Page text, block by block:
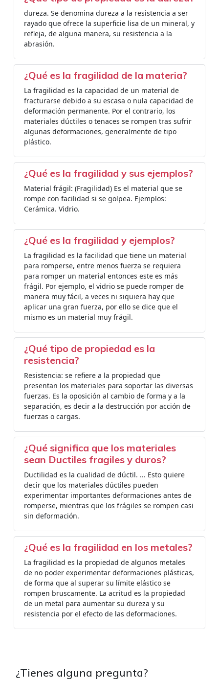
dureza. Se denomina dureza a la resistencia a ser
rayado que ofrece la superficie lisa de un mineral, y
refleja, de alguna manera, su resistencia a la
abrasión.
¿Qué es la fragilidad de la materia?
La fragilidad es la capacidad de un material de
fracturarse debido a su escasa o nula capacidad de
deformación permanente. Por el contrario, los
materiales dúctiles o tenaces se rompen tras sufrir
algunas deformaciones, generalmente de tipo
plástico.
¿Qué es la fragilidad y sus ejemplos?
Material frágil: (Fragilidad) Es el material que se
rompe con facilidad si se golpea. Ejemplos:
Cerámica. Vidrio.
¿Qué es la fragilidad y ejemplos?
La fragilidad es la facilidad que tiene un material
para romperse, entre menos fuerza se requiera
para romper un material entonces este es más
frágil. Por ejemplo, el vidrio se puede romper de
manera muy fácil, a veces ni siquiera hay que
aplicar una gran fuerza, por ello se dice que el
mismo es un material muy frágil.
¿Qué tipo de propiedad es la
resistencia?
Resistencia: se refiere a la propiedad que
presentan los materiales para soportar las diversas
fuerzas. Es la oposición al cambio de forma y a la
separación, es decir a la destrucción por acción de
fuerzas o cargas.
¿Qué significa que los materiales
sean Ductiles fragiles y duros?
Ductilidad es la cualidad de dúctil. ... Esto quiere
decir que los materiales dúctiles pueden
experimentar importantes deformaciones antes de
romperse, mientras que los frágiles se rompen casi
sin deformación.
¿Qué es la fragilidad en los metales?
La fragilidad es la propiedad de algunos metales
de no poder experimentar deformaciones plásticas,
de forma que al superar su límite elástico se
rompen bruscamente. La acritud es la propiedad
de un metal para aumentar su dureza y su
resistencia por el efecto de las deformaciones.
¿Tienes alguna pregunta?